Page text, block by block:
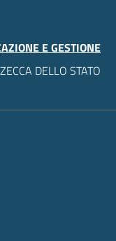
E GESTIONE
DELLO STATO